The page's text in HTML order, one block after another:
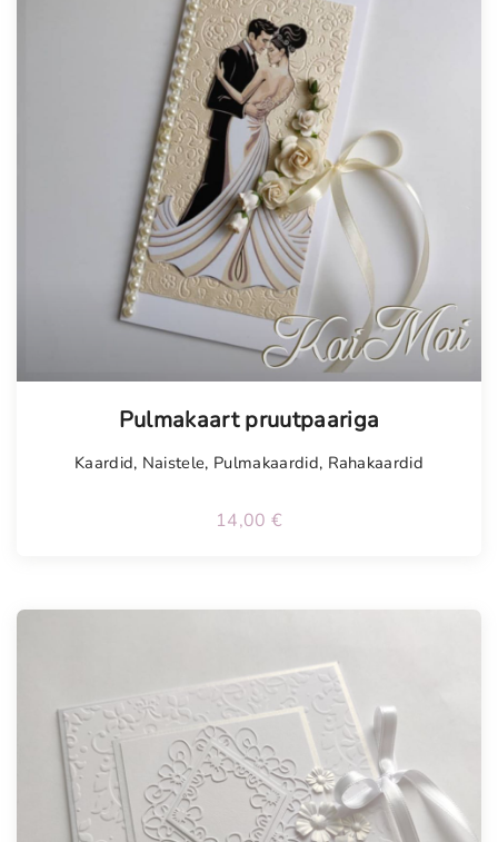
Pulmakaart pruutpaariga
Kaardid, Naistele, Pulmakaardid, Rahakaardid
14,00 €